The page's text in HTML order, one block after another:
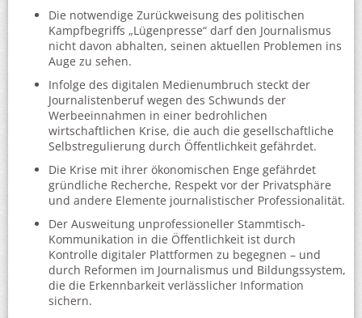
Die notwendige Zurückweisung des politischen
Kampfbegriffs „Lügenpresse“ darf den Journalismus
nicht davon abhalten, seinen aktuellen Problemen ins
Auge zu sehen.
Infolge des digitalen Medienumbruch steckt der
Journalistenberuf wegen des Schwunds der
Werbeeinnahmen in einer bedrohlichen
wirtschaftlichen Krise, die auch die gesellschaftliche
Selbstregulierung durch Öffentlichkeit gefährdet.
Die Krise mit ihrer ökonomischen Enge gefährdet
gründliche Recherche, Respekt vor der Privatsphäre
und andere Elemente journalistischer Professionalität.
Der Ausweitung unprofessioneller Stammtisch-
Kommunikation in die Öffentlichkeit ist durch
Kontrolle digitaler Plattformen zu begegnen – und
durch Reformen im Journalismus und Bildungssystem,
die die Erkennbarkeit verlässlicher Information
sichern.